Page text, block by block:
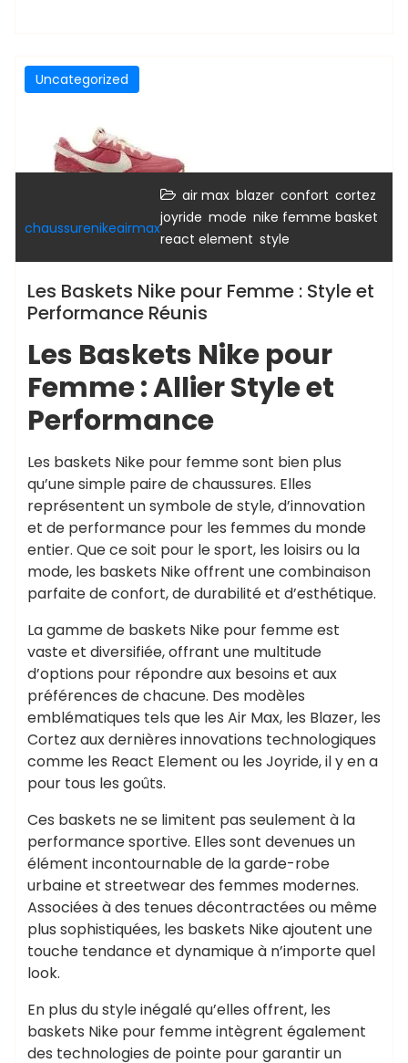
Uncategorized
chaussurenikeairmax
air max blazer confort cortez
joyride mode nike femme basket
react element style
Les Baskets Nike pour Femme : Style et
Performance Réunis
Les Baskets Nike pour
Femme : Allier Style et
Performance
Les baskets Nike pour femme sont bien plus
qu’une simple paire de chaussures. Elles
représentent un symbole de style, d’innovation
et de performance pour les femmes du monde
entier. Que ce soit pour le sport, les loisirs ou la
mode, les baskets Nike offrent une combinaison
parfaite de confort, de durabilité et d’esthétique.
La gamme de baskets Nike pour femme est
vaste et diversifiée, offrant une multitude
d’options pour répondre aux besoins et aux
préférences de chacune. Des modèles
emblématiques tels que les Air Max, les Blazer, les
Cortez aux dernières innovations technologiques
comme les React Element ou les Joyride, il y en a
pour tous les goûts.
Ces baskets ne se limitent pas seulement à la
performance sportive. Elles sont devenues un
élément incontournable de la garde-robe
urbaine et streetwear des femmes modernes.
Associées à des tenues décontractées ou même
plus sophistiquées, les baskets Nike ajoutent une
touche tendance et dynamique à n’importe quel
look.
En plus du style inégalé qu’elles offrent, les
baskets Nike pour femme intègrent également
des technologies de pointe pour garantir un